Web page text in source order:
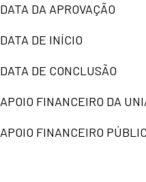
DATA DA APROVAÇÃO
DATA DE INÍCIO
DATA DE CONCLUSÃO
APOIO FINANCEIRO DA
APOIO FINANCEIRO